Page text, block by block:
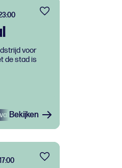
voor
de stad is
Bekijken